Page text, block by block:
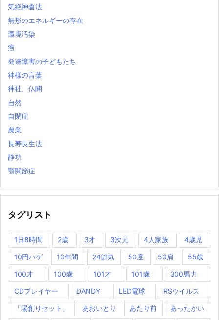
気絶神倉法
無形のエネルギーの存在
環境汚染
癌
発達障害の子どもたち
神様の言葉
神社、仏閣
自然
自閉症
農業
長寿長生法
静功
顎関節症
タグリスト
1日8時間 2歳 3才 3次元 4人家族 4歳児
10円ハゲ 10年間 24節気 50度 50肩 55歳
100才 100歳 101才 101歳 300馬力
CDプレイヤー DANDY LED電球 RSウイルス
「場創りセット」 あおいとり あたり前 あったかい